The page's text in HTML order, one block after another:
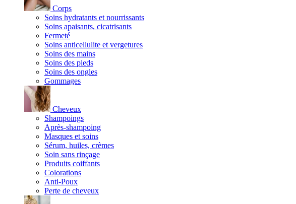
Corps
Soins hydratants et nourrissants
Soins apaisants, cicatrisants
Fermeté
Soins anticellulite et vergetures
Soins des mains
Soins des pieds
Soins des ongles
Gommages
Cheveux
Shampoings
Après-shampoing
Masques et soins
Sérum, huiles, crèmes
Soin sans rinçage
Produits coiffants
Colorations
Anti-Poux
Perte de cheveux